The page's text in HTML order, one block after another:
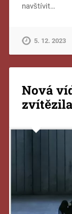
navštívit…
5. 12. 2023
Nová